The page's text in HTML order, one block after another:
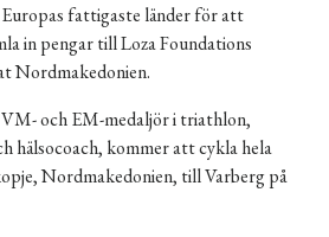
fattigaste länderför att
in pengar till Loza Foundations
Nordmakedonien.
och EM-medaljör i triathlon,
hälsocoach, kommer att cykla hela
Nordmakedonien, till Varberg på